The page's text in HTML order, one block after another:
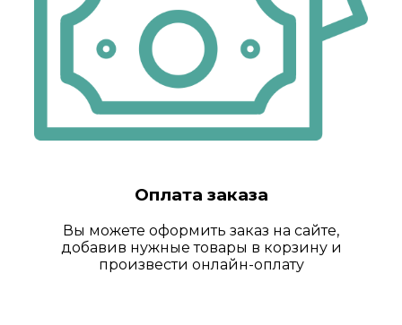
Оплата заказа
Вы можете оформить заказ на сайте,
добавив нужные товары в корзину и
произвести онлайн-оплату